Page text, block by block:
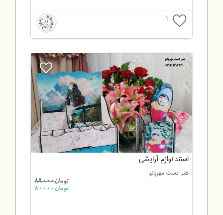
1
استند لوازم آرایشی
هنر دست مهربانو
تومان89000
تومان80000